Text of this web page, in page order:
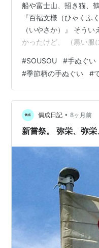
船や富士山、招き猫、
『百福文様（ひゃくふ
（いやさか）』 そう
かったけど、 （黒い服
まり白系のお洋服は着
ままかもしれない…😅
こちらから↓↓ SOU・
#SOUSOU #手ぬぐい
#季節柄の手ぬぐい #
偶成日記 • 8ヶ月前
新嘗祭。 弥栄、弥